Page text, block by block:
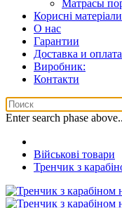
Матрасы
Корисні матеріали
О нас
Гарантии
Доставка и оплата
Виробник:
Контакти
Enter search phase
Військові товари
Тренчик з